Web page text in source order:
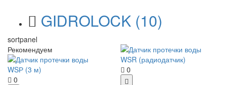
GIDROLOCK (10)
sortpanel
Рекомендуем
0
0